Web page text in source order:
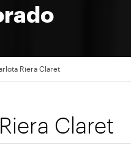
Riera Claret
Claret